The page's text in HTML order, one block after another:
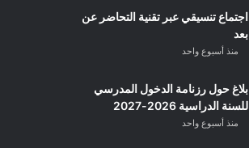
اجتماع تنسيقي عبر تقنية التحاضر عن
بعد
منذ أسبوع واحد
بلاغ حول رزنامة الدخول المدرسي
للسنة الدراسية 2026-2027
منذ أسبوع واحد